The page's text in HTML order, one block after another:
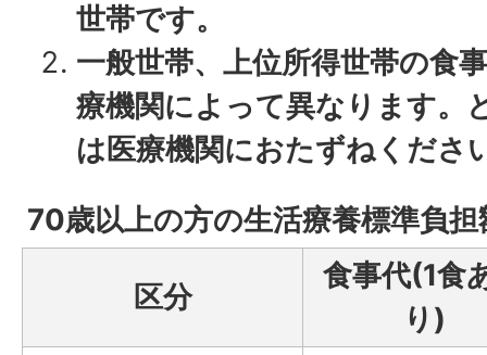
世帯です。
一般世帯、上位所得世帯の食
療機関によって異なります。
は医療機関におたずねくださ
70歳以上の方の生活療養標準負担
区分
食事代(1食
り)